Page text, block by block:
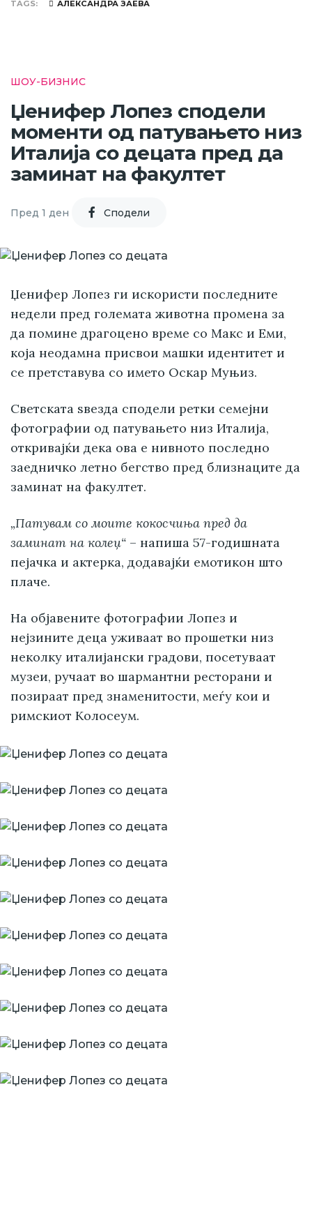
TAGS АЛЕКСАНДРА ЗАЕВА
ШОУ-БИЗНИС
Џенифер Лопез сподели
моменти од патувањето низ
Италија со децата пред да
заминат на факултет
Пред 1 ден Cподели
Џенифер Лопез ги искористи последните
недели пред големата животна промена за
да помине драгоцено време со Макс и Еми,
која неодамна присвои машки идентитет и
се претставува со името Оскар Муњиз.
Светската ѕвезда сподели ретки семејни
фотографии од патувањето низ Италија,
откривајќи дека ова е нивното последно
заедничко летно бегство пред близнаците да
заминат на факултет.
„Патувам со моите кокосчиња пред да
заминат на колеџ“ – напиша 57-годишната
пејачка и актерка, додавајќи емотикон што
плаче.
На објавените фотографии Лопез и
нејзините деца уживаат во прошетки низ
неколку италијански градови, посетуваат
музеи, ручаат во шармантни ресторани и
позираат пред знаменитости, меѓу кои и
римскиот Колосеум.